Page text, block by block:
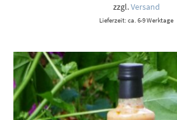
zzgl.Versand
Lieferzeit: ca. 6-9 Werktage